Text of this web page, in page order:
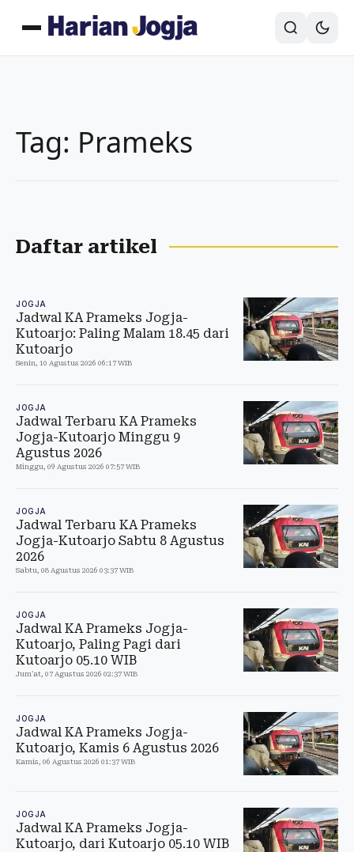
Tag: Prameks
Daftar artikel
JOGJA
Jadwal KA Prameks Jogja-
Kutoarjo: Paling Malam 18.45 dari
Kutoarjo
Senin, 10 Agustus 2026 06:17 WIB
JOGJA
Jadwal Terbaru KA Prameks
Jogja-Kutoarjo Minggu 9
Agustus 2026
Minggu, 09 Agustus 2026 07:57 WIB
JOGJA
Jadwal Terbaru KA Prameks
Jogja-Kutoarjo Sabtu 8 Agustus
2026
Sabtu, 08 Agustus 2026 03:37 WIB
JOGJA
Jadwal KA Prameks Jogja-
Kutoarjo, Paling Pagi dari
Kutoarjo 05.10 WIB
Jum'at, 07 Agustus 2026 02:37 WIB
JOGJA
Jadwal KA Prameks Jogja-
Kutoarjo, Kamis 6 Agustus 2026
Kamis, 06 Agustus 2026 01:37 WIB
JOGJA
Jadwal KA Prameks Jogja-
Kutoarjo, dari Kutoarjo 05.10 WIB